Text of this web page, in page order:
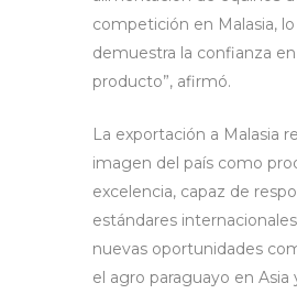
competición en Malasia,
demuestra la confianza
producto”, afirmó.
La exportación a Malasia
imagen del país como
excelencia, capaz de
estándares
nuevas oportunidades
el agro paraguayo en Asia